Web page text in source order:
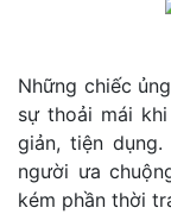
Những chiếc
sự thoải mái
giản, tiện
người ưa
kém phần thời